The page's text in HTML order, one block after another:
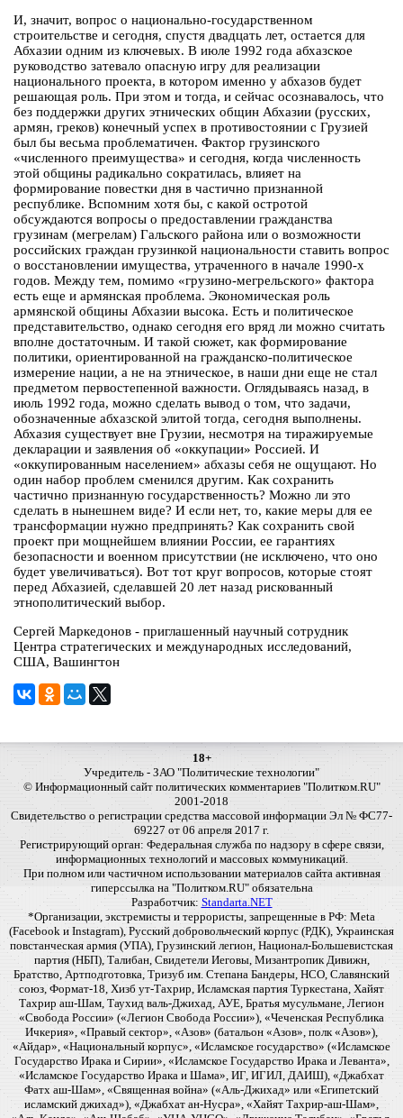
И, значит, вопрос о национально-государственном
строительстве и сегодня, спустя двадцать лет, остается для
Абхазии одним из ключевых. В июле 1992 года абхазское
руководство затевало опасную игру для реализации
национального проекта, в котором именно у абхазов будет
решающая роль. При этом и тогда, и сейчас осознавалось, что
без поддержки других этнических общин Абхазии (русских,
армян, греков) конечный успех в противостоянии с Грузией
был бы весьма проблематичен. Фактор грузинского
«численного преимущества» и сегодня, когда численность
этой общины радикально сократилась, влияет на
формирование повестки дня в частично признанной
республике. Вспомним хотя бы, с какой остротой
обсуждаются вопросы о предоставлении гражданства
грузинам (мегрелам) Гальского района или о возможности
российских граждан грузинкой национальности ставить вопрос
о восстановлении имущества, утраченного в начале 1990-х
годов. Между тем, помимо «грузино-мегрельского» фактора
есть еще и армянская проблема. Экономическая роль
армянской общины Абхазии высока. Есть и политическое
представительство, однако сегодня его вряд ли можно считать
вполне достаточным. И такой сюжет, как формирование
политики, ориентированной на гражданско-политическое
измерение нации, а не на этническое, в наши дни еще не стал
предметом первостепенной важности. Оглядываясь назад, в
июль 1992 года, можно сделать вывод о том, что задачи,
обозначенные абхазской элитой тогда, сегодня выполнены.
Абхазия существует вне Грузии, несмотря на тиражируемые
декларации и заявления об «оккупации» Россией. И
«оккупированным населением» абхазы себя не ощущают. Но
один набор проблем сменился другим. Как сохранить
частично признанную государственность? Можно ли это
сделать в нынешнем виде? И если нет, то, какие меры для ее
трансформации нужно предпринять? Как сохранить свой
проект при мощнейшем влиянии России, ее гарантиях
безопасности и военном присутствии (не исключено, что оно
будет увеличиваться). Вот тот круг вопросов, которые стоят
перед Абхазией, сделавшей 20 лет назад рискованный
этнополитический выбор.
Сергей Маркедонов - приглашенный научный сотрудник
Центра стратегических и международных исследований,
США, Вашингтон
18+
Учредитель - ЗАО "Политические технологии"
© Информационный сайт политических комментариев "Политком.RU"
2001-2018
Свидетельство о регистрации средства массовой информации Эл № ФС77-
69227 от 06 апреля 2017 г.
Регистрирующий орган: Федеральная служба по надзору в сфере связи,
информационных технологий и массовых коммуникаций.
При полном или частичном использовании материалов сайта активная
гиперссылка на "Политком.RU" обязательна
Разработчик: Standarta.NET
*Организации, экстремисты и террористы, запрещенные в РФ: Meta
(Facebook и Instagram), Русский добровольческий корпус (РДК), Украинская
повстанческая армия (УПА), Грузинский легион, Национал-Большевистская
партия (НБП), Талибан, Свидетели Иеговы, Мизантропик Дивижн,
Братство, Артподготовка, Тризуб им. Степана Бандеры, НСО, Славянский
союз, Формат-18, Хизб ут-Тахрир, Исламская партия Туркестана, Хайят
Тахрир аш-Шам, Таухид валь-Джихад, АУЕ, Братья мусульмане, Легион
«Свобода России» («Легион Свобода России»), «Чеченская Республика
Ичкерия», «Правый сектор», «Азов» (батальон «Азов», полк «Азов»),
«Айдар», «Национальный корпус», «Исламское государство» («Исламское
Государство Ирака и Сирии», «Исламское Государство Ирака и Леванта»,
«Исламское Государство Ирака и Шама», ИГ, ИГИЛ, ДАИШ), «Джабхат
Фатх аш-Шам», «Священная война» («Аль-Джихад» или «Египетский
исламский джихад»), «Джабхат ан-Нусра», «Хайят Тахрир-аш-Шам»,